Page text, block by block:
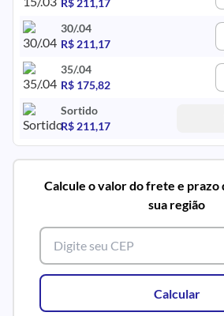
30/.04
R$ 211,17
35/.04
R$ 175,82
Sortido
R$ 211,17
Calcule o valor do frete e prazo
sua região
Calcular